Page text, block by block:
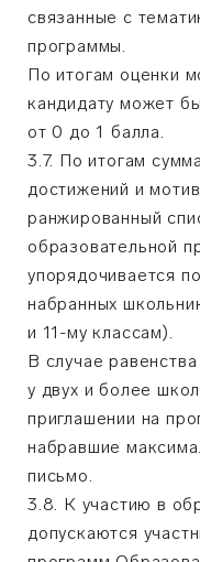
связанные с
программы.
По итогам оценки
кандидату может
от 0 до 1 балла.
3.7. По итогам
достижений и
ранжированный
образовательной
упорядочивается
набранных
и 11-му классам).
В случае
у двух и более
приглашении на
набравшие
письмо.
3.8. К участию в
допускаются